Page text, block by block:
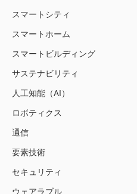
スマートシティ
スマートホーム
スマートビルディング
サステナビリティ
人工知能（AI）
ロボティクス
通信
要素技術
セキュリティ
ウェアラブル